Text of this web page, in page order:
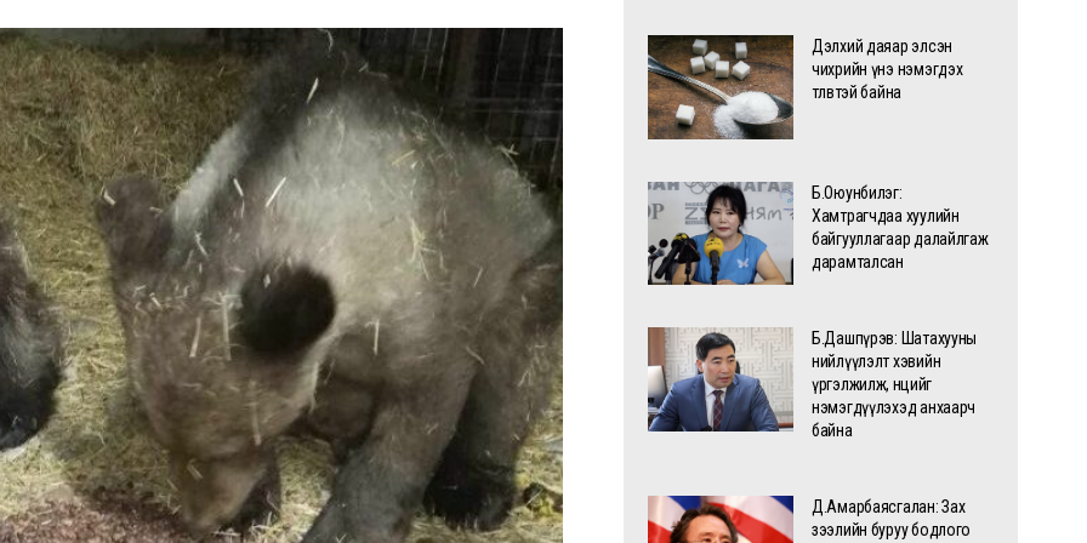
Дэлхий даяар элсэн
чихрийн үнэ нэмэгдэх
төлөвтэй байна
Б.Оюунбилэг:
Хамтрагчдаа хуулийн
байгууллагаар далайлгаж
дарамталсан
Б.Дашпүрэв: Шатахууны
нийлүүлэлт хэвийн
үргэлжилж, нөөцийг
нэмэгдүүлэхэд анхаарч
байна
Д.Амарбаясгалан: Зах
зээлийн буруу бодлого